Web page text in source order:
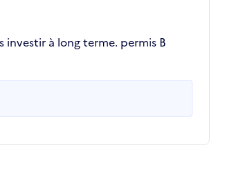
investir à long terme. permis B